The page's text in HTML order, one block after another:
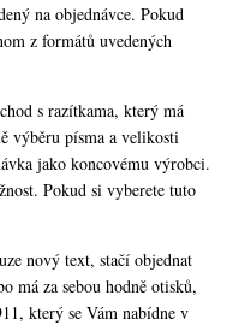
na objednávce. Pokud
z formátů uvedených
s razítkama, který má
výběru písma a velikosti
jako koncovému výrobci.
Pokud si vyberete tuto
nový text, stačí objednat
má za sebou hodně otisků,
který se Vám nabídne v